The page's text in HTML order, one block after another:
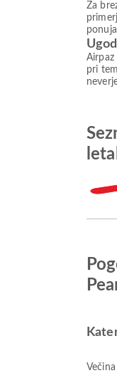
Za
Airpaz
pri